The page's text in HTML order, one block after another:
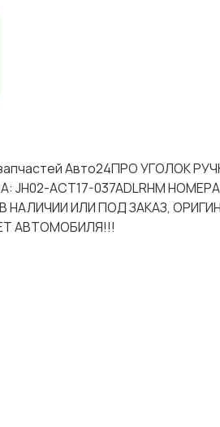
Авто24ПРО УГОЛОК
JH02-ACT17-037ADLRHM
НАЛИЧИИ ИЛИ ПОД ЗАКАЗ,
АВТОМОБИЛЯ!!!